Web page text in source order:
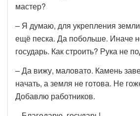
мастер?
– Я думаю, для укрепления
ещё песка. Да побольше. Иначе
государь. Как строить? Рука не
– Да вижу, маловато. Камень
начать, а земля не готова. Не
Добавлю работников.